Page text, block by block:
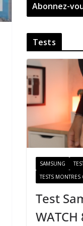
z
v
t
r
e
e
-
a
i
Abonnez-
Tests
SAMSUNG
TESTS MONTRES
Test
WATCH